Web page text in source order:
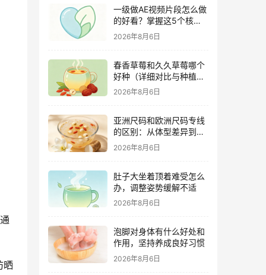
晒
一级做AE视频片段怎么做
的好看？掌握这5个核心
技巧
2026年8月6日
春香草莓和久久草莓哪个
好种（详细对比与种植指
南）
2026年8月6日
亚洲尺码和欧洲尺码专线
的区别：从体型差异到购
物避坑指南
2026年8月6日
肚子大坐着顶着难受怎么
办，调整姿势缓解不适
2026年8月6日
泡脚对身体有什么好处和
作用，坚持养成良好习惯
2026年8月6日